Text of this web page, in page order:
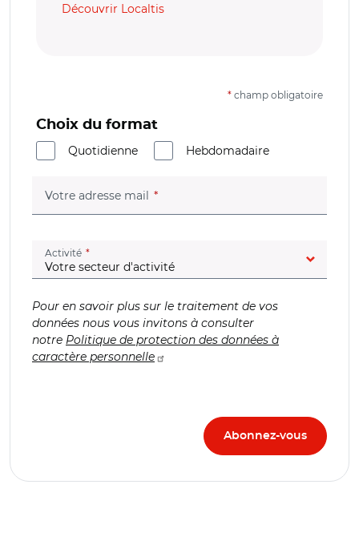
Découvrir Localtis
* champ obligatoire
Choix du format
Quotidienne
Hebdomadaire
Votre adresse mail (champ obligatoire)
Activité (champ obligatoire)
Pour en savoir plus sur le traitement de vos
données nous vous invitons à consulter
notre Politique de protection des données à
caractère personnelle